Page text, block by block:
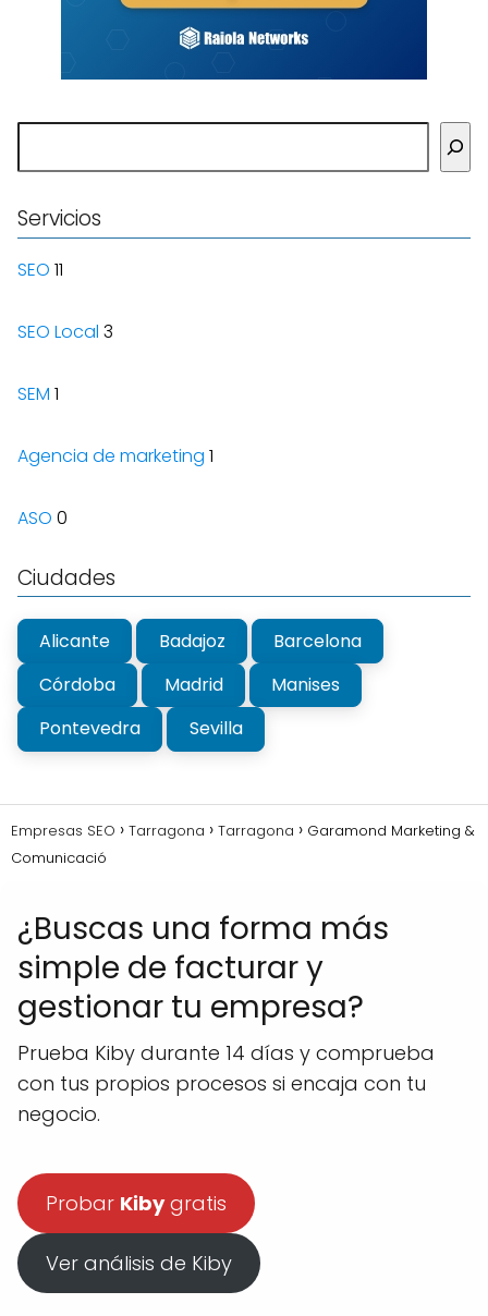
Servicios
SEO 11
SEO Local 3
SEM 1
Agencia de marketing 1
ASO 0
Ciudades
Alicante Badajoz
Barcelona
Córdoba
Madrid
Manises
Pontevedra
Sevilla
Empresas SEO Tarragona Tarragona
Garamond Marketing &
Comunicació
¿Buscas una forma más
simple de facturar y
gestionar tu empresa?
Prueba Kiby durante 14 días y comprueba
con tus propios procesos si encaja con tu
negocio.
Probar Kibygratis
Ver análisis de Kiby